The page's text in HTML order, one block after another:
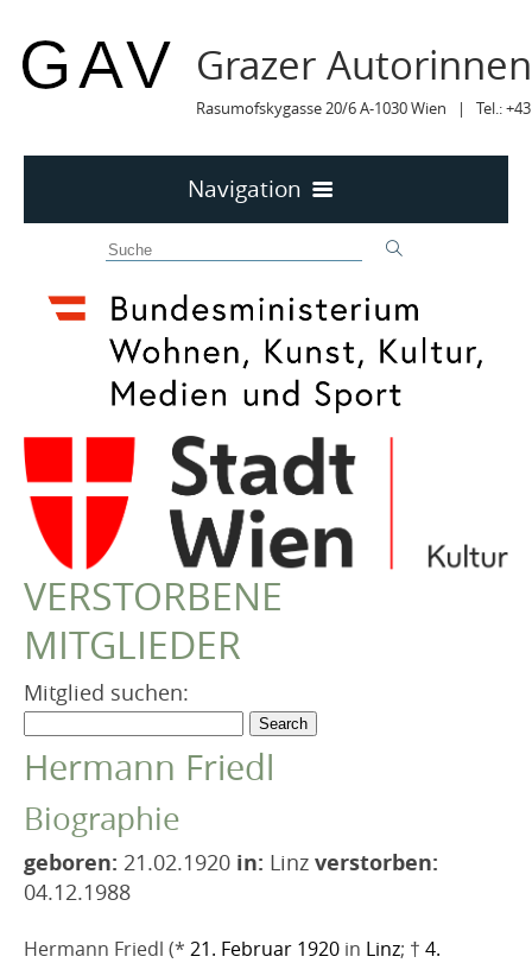
Grazer
Rasumofskygasse 20/6 A-1030 Wien | Tel.:
Navigation
MITTEILUNGEN
MITTEILUNGEN Archiv
TERMINE
TERMINE sortiert
LYRIK IM MÄRZ
MITGLIEDER
VEREIN
Robert Musil Gedenkraum
TERMINARCHIV
IN MEMORIAM
VERSTORBENE
MITGLIEDER
Mitglied suchen:
Hermann Friedl
Biographie
geboren: 21.02.1920 in: Linz verstorben:
04.12.1988
Hermann Friedl (* 21. Februar 1920 in Linz; † 4.